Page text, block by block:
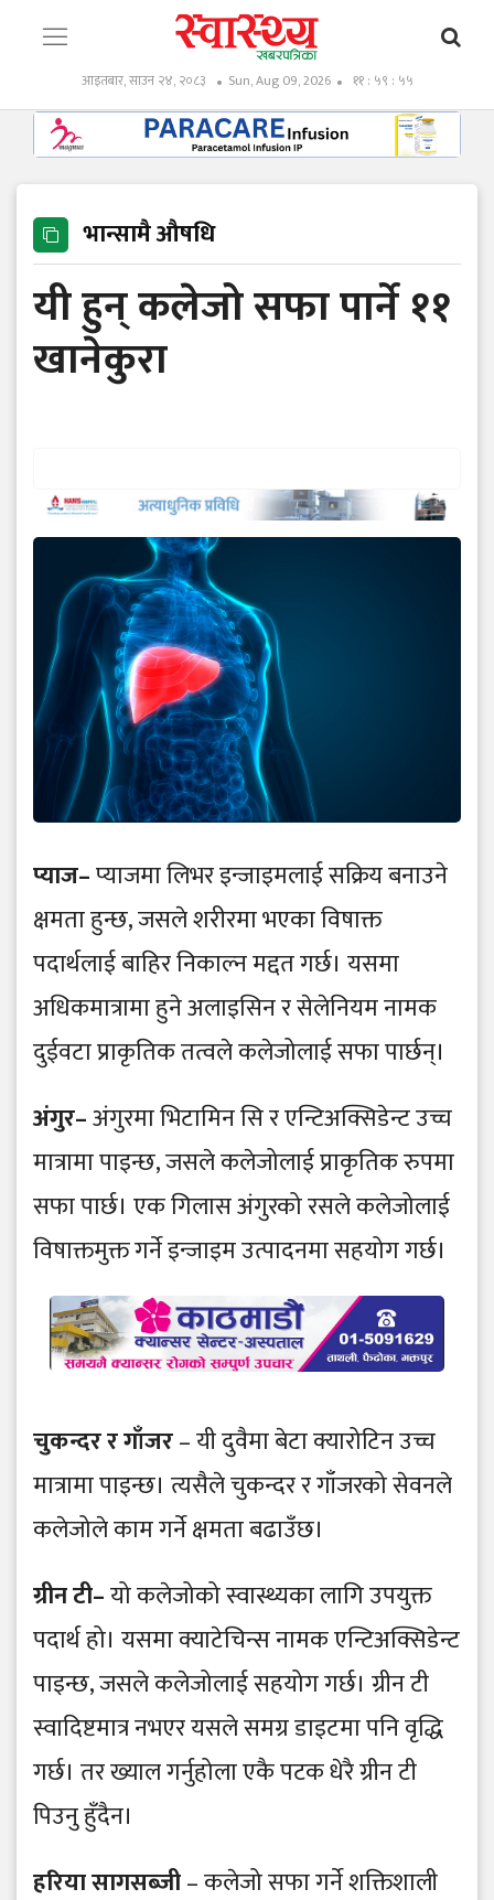
आइतबार, साउन २४, २०८३ Sun, Aug 09, 2026 ११ : ५९ : ५६
भान्सामै औषधि
यी हुन् कलेजो सफा पार्ने ११
खानेकुरा
प्याज–प्याजमा लिभर इन्जाइमलाई सक्रिय बनाउने
क्षमता हुन्छ, जसले शरीरमा भएका विषाक्त
पदार्थलाई बाहिर निकाल्न मद्दत गर्छ। यसमा
अधिकमात्रामा हुने अलाइसिन र सेलेनियम नामक
दुईवटा प्राकृतिक तत्वले कलेजोलाई सफा पार्छन्।
अंगुर–अंगुरमा भिटामिन सि र एन्टिअक्सिडेन्ट उच्च
मात्रामा पाइन्छ, जसले कलेजोलाई प्राकृतिक रुपमा
सफा पार्छ। एक गिलास अंगुरको रसले कलेजोलाई
विषाक्तमुक्त गर्ने इन्जाइम उत्पादनमा सहयोग गर्छ।
चुकन्दर र गाँजर– यी दुवैमा बेटा क्यारोटिन उच्च
मात्रामा पाइन्छ। त्यसैले चुकन्दर र गाँजरको सेवनले
कलेजोले काम गर्ने क्षमता बढाउँछ।
ग्रीन टी–यो कलेजोको स्वास्थ्यका लागि उपयुक्त
पदार्थ हो। यसमा क्याटेचिन्स नामक एन्टिअक्सिडेन्ट
पाइन्छ, जसले कलेजोलाई सहयोग गर्छ। ग्रीन टी
स्वादिष्टमात्र नभएर यसले समग्र डाइटमा पनि वृद्धि
गर्छ। तर ख्याल गर्नुहोला एकै पटक धेरै ग्रीन टी
पिउनु हुँदैन।
हरिया सागसब्जी– कलेजो सफा गर्ने शक्तिशाली